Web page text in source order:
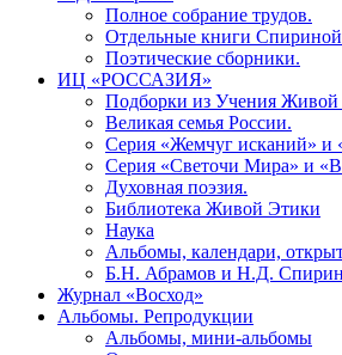
Полное собрание трудов.
Отдельные книги
Поэтические сборники.
ИЦ «РОССАЗИЯ»
Подборки из Учения
Великая семья России.
Серия «Жемчуг исканий» и
Серия «Светочи Мира» и
Духовная поэзия.
Библиотека Живой Этики
Наука
Альбомы, календари,
Б.Н. Абрамов и Н.Д.
Журнал «Восход»
Альбомы. Репродукции
Альбомы, мини-альбомы